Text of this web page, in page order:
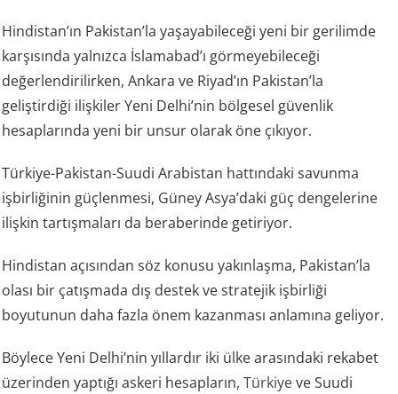
Hindistan’ın Pakistan’la yaşayabileceği yeni bir gerilimde
karşısında yalnızca İslamabad’ı görmeyebileceği
değerlendirilirken, Ankara ve Riyad’ın Pakistan’la
geliştirdiği ilişkiler Yeni Delhi’nin bölgesel güvenlik
hesaplarında yeni bir unsur olarak öne çıkıyor.
Türkiye-Pakistan-Suudi Arabistan hattındaki savunma
işbirliğinin güçlenmesi, Güney Asya’daki güç dengelerine
ilişkin tartışmaları da beraberinde getiriyor.
Hindistan açısından söz konusu yakınlaşma, Pakistan’la
olası bir çatışmada dış destek ve stratejik işbirliği
boyutunun daha fazla önem kazanması anlamına geliyor.
Böylece Yeni Delhi’nin yıllardır iki ülke arasındaki rekabet
üzerinden yaptığı askeri hesapların,Türkiyeve Suudi